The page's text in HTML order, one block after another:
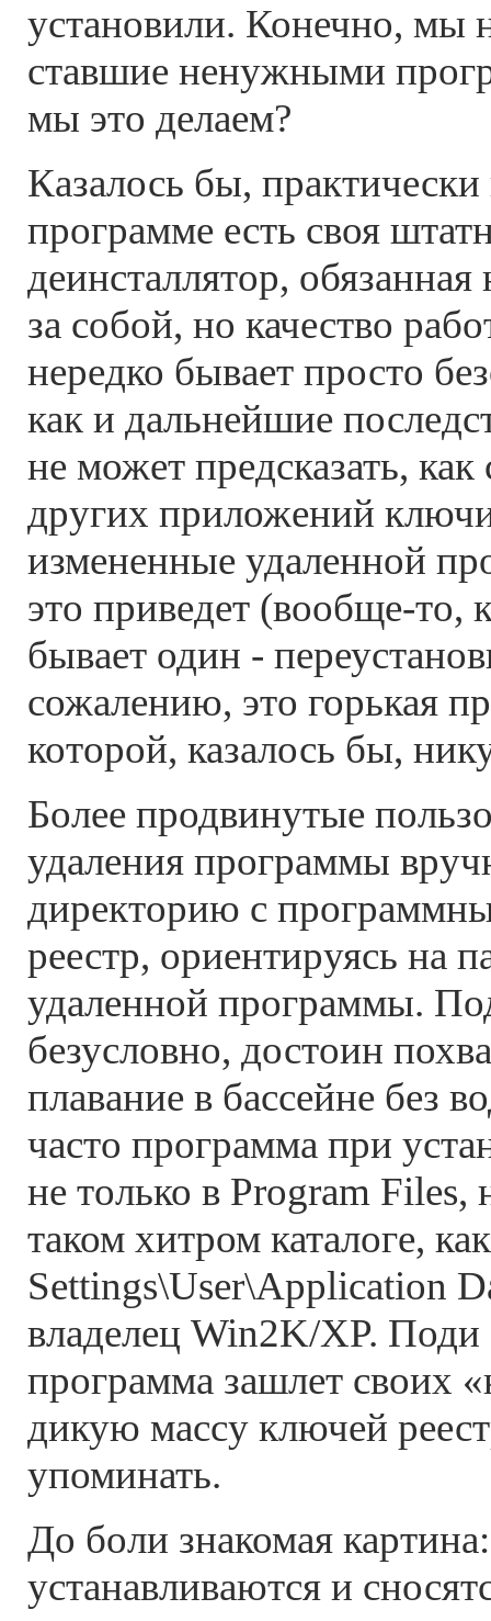
установили. Конечно, мы
ставшие ненужными
мы это делаем?
Казалось бы,
программе есть своя
деинсталлятор,
за собой, но качество
нередко бывает просто
как и дальнейшие
не может предсказать,
других приложений
измененные удаленной
это приведет (вообще-то,
бывает один -
сожалению, это горькая
которой, казалось бы,
Более продвинутые
удаления программы
директорию с
реестр, ориентируясь на
удаленной программы.
безусловно, достоин
плавание в бассейне без
часто программа при
не только в Program Files,
таком хитром каталоге,
Settings\User\Application
владелец Win2K/XP. Поди
программа зашлет своих
дикую массу ключей
упоминать.
До боли знакомая
устанавливаются и